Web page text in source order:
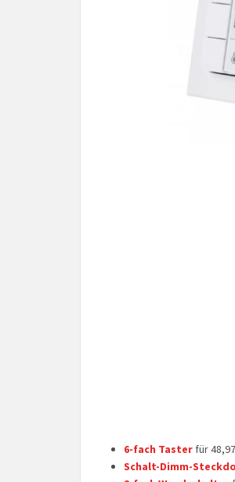
6-fach Taster für
Schalt-Dimm-